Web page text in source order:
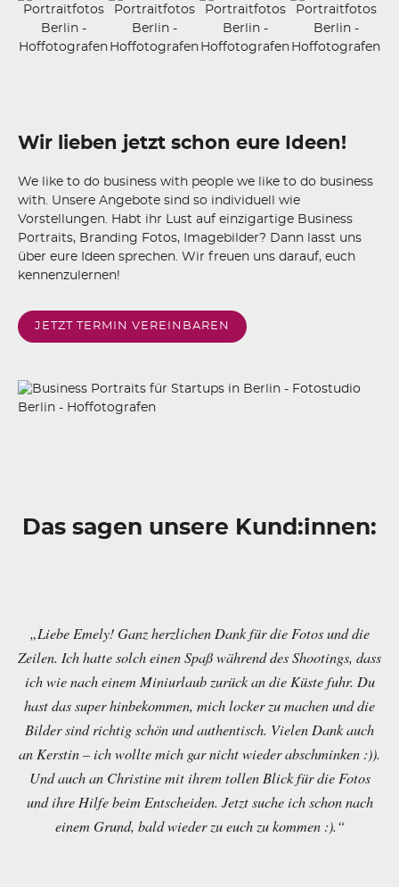
Wir lieben jetzt schon eure Ideen!
We like to do business with people we like to do business
with. Unsere Angebote sind so individuell wie
Vorstellungen. Habt ihr Lust auf einzigartige Business
Portraits, Branding Fotos, Imagebilder? Dann lasst uns
über eure Ideen sprechen. Wir freuen uns darauf, euch
kennenzulernen!
JETZT TERMIN VEREINBAREN
Das sagen unsere Kund:innen:
„Liebe Emely! Ganz herzlichen Dank für die Fotos und die
Zeilen. Ich hatte solch einen Spaß während des Shootings, dass
ich wie nach einem Miniurlaub zurück an die Küste fuhr. Du
hast das super hinbekommen, mich locker zu machen und die
Bilder sind richtig schön und authentisch. Vielen Dank auch
an Kerstin – ich wollte mich gar nicht wieder abschminken :)).
Und auch an Christine mit ihrem tollen Blick für die Fotos
und ihre Hilfe beim Entscheiden. Jetzt suche ich schon nach
einem Grund, bald wieder zu euch zu kommen :).“